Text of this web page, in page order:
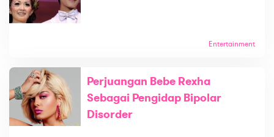
Entertainment
Perjuangan Bebe Rexha
Sebagai Pengidap Bipolar
Disorder